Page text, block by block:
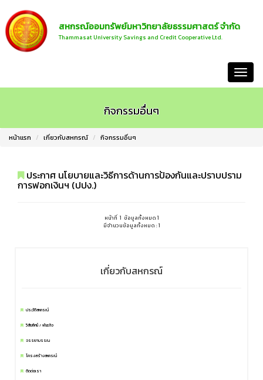
สหกรณ์ออมทรัพย์มหาวิทยาลัยธรรมศาสตร์ จำกัด
Thammasat University Savings and Credit Cooperative Ltd.
กิจกรรมอื่นๆ
หน้าแรก เกี่ยวกับสหกรณ์ กิจกรรมอื่นๆ
ประกาศ นโยบายและวิธีการด้านการป้องกันและปราบปราม
การฟอกเงินฯ (ปปง.)
หน้าที่ 1 ข้อมูลทั้งหมด 1
มีจำนวนข้อมูลทั้งหมด : 1
เกี่ยวกับสหกรณ์
ประวัติสหกรณ์
วิสัยทัศน์ / พันธกิจ
จรรยาบรรณ
โครงสร้างสหกรณ์
ติดต่อเรา